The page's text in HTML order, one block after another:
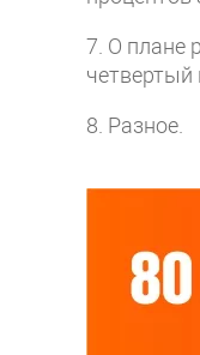
7. О плане
четвертый
8. Разное.